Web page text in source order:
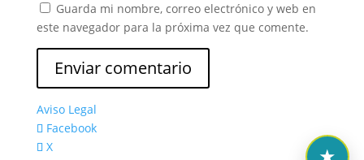
Guarda mi nombre, correo electrónico y web en
este navegador para la próxima vez que comente.
Aviso Legal
Facebook
X